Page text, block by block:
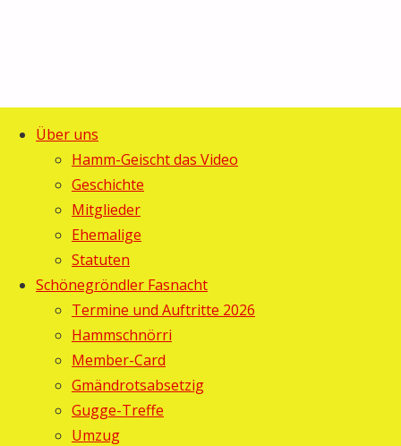
Über uns
Hamm-Geischt das Video
Geschichte
Mitglieder
Ehemalige
Statuten
Schönegröndler Fasnacht
Termine und Auftritte 2026
Hammschnörri
Member-Card
Gmändrotsabsetzig
Gugge-Treffe
Umzug
Allgemein
herzlichen
Dank der
Guggemusig
Sauknapp,
Spendern,
Lieferanten,
und und
Vielen
©2025 Guggemusig Bläächi-